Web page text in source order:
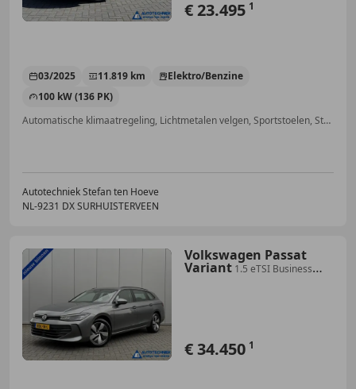
€ 23.495 1
03/2025 11.819 km
Elektro/Benzine
100 kW (136 PK)
Automatische klimaatregeling, Lichtmetalen velgen, Sportstoelen, Stuurwielverwarming, Keyless Entry, Alarm, Parkeerhulp voor, Dodehoekdetectie
Autotechniek Stefan ten Hoeve
NL-9231 DX SURHUISTERVEEN
Volkswagen Passat
Variant 1.5 eTSI Business
€ 34.450 1